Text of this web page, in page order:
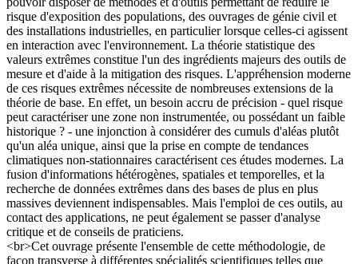
risque d'exposition des populations, des ouvrages de génie civil et
des installations industrielles, en particulier lorsque celles-ci agissent
en interaction avec l'environnement. La théorie statistique des
valeurs extrêmes constitue l'un des ingrédients majeurs des outils de
mesure et d'aide à la mitigation des risques. L'appréhension moderne
de ces risques extrêmes nécessite de nombreuses extensions de la
théorie de base. En effet, un besoin accru de précision - quel risque
peut caractériser une zone non instrumentée, ou possédant un faible
historique ? - une injonction à considérer des cumuls d'aléas plutôt
qu'un aléa unique, ainsi que la prise en compte de tendances
climatiques non-stationnaires caractérisent ces études modernes. La
fusion d'informations hétérogènes, spatiales et temporelles, et la
recherche de données extrêmes dans des bases de plus en plus
massives deviennent indispensables. Mais l'emploi de ces outils, au
contact des applications, ne peut également se passer d'analyse
critique et de conseils de praticiens.
<br>Cet ouvrage présente l'ensemble de cette méthodologie, de
façon transverse à différentes spécialités scientifiques telles que